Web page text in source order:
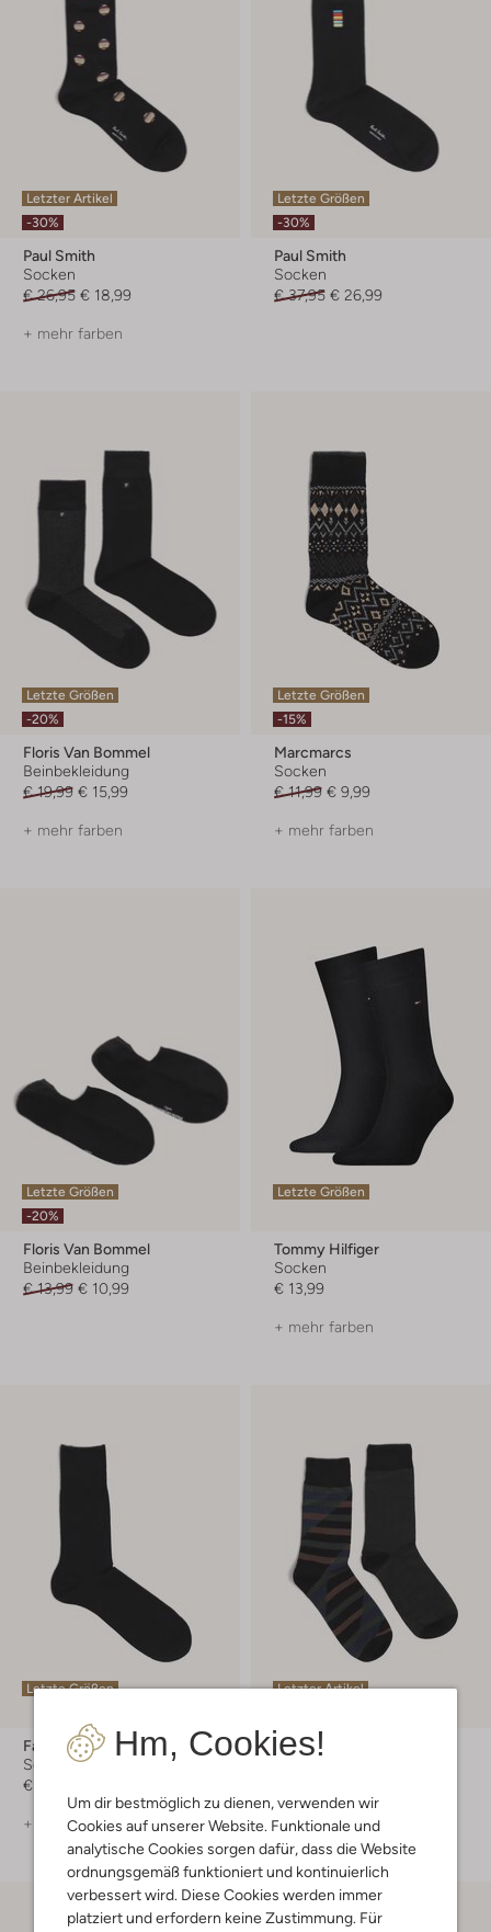
Hm, Cookies!
Um dir bestmöglich zu dienen, verwenden wir
Cookies auf unserer Website. Funktionale und
analytische Cookies sorgen dafür, dass die Website
ordnungsgemäß funktioniert und kontinuierlich
verbessert wird. Diese Cookies werden immer
platziert und erfordern keine Zustimmung. Für
Letzter Artikel
-30%
Paul Smith
Socken
€ 26,95 € 18,99
+ mehr farben
Letzte Größen
-30%
Paul Smith
Socken
€ 37,95 € 26,99
Letzte Größen
-20%
Floris Van Bommel
Beinbekleidung
€ 19,99 € 15,99
+ mehr farben
Letzte Größen
-15%
Marcmarcs
Socken
€ 11,99 € 9,99
+ mehr farben
Letzte Größen
-20%
Floris Van Bommel
Beinbekleidung
€ 13,99 € 10,99
Letzte Größen
Tommy Hilfiger
Socken
€ 13,99
+ mehr farben
Letzte Größen
Falke
Socken
€ 16,95
+ mehr farben
Letzter Artikel
Marcmarcs
+ mehr farben